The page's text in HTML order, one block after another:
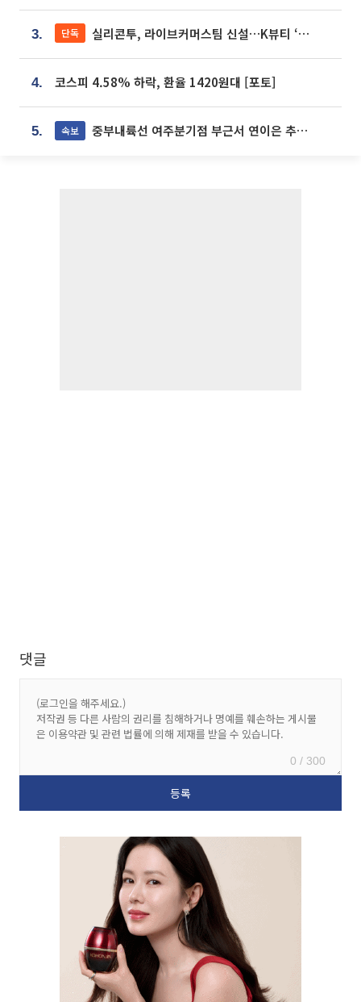
3. 단독 실리콘투, 라이브커머스팀 신설…K뷰티 ‘글로벌 판매망’ 확대[K뷰티 라방戰]
4. 코스피 4.58% 하락, 환율 1420원대 [포토]
5. 속보 중부내륙선 여주분기점 부근서 연이은 추돌사고 발생
댓글
0 / 300